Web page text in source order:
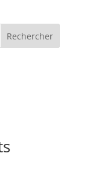
Rechercher